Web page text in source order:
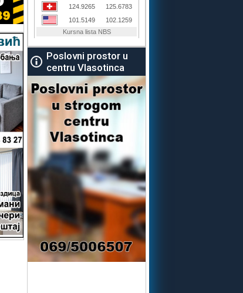
Poslovni prostor u
centru Vlasotinca